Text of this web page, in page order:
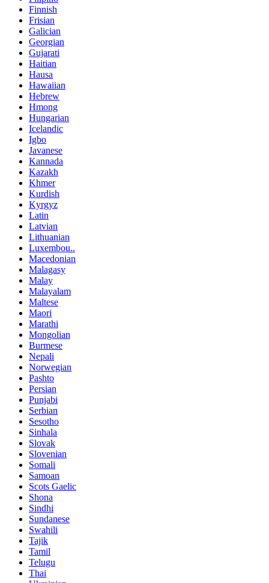
Finnish
Frisian
Galician
Georgian
Gujarati
Haitian
Hausa
Hawaiian
Hebrew
Hmong
Hungarian
Icelandic
Igbo
Javanese
Kannada
Kazakh
Khmer
Kurdish
Kyrgyz
Latin
Latvian
Lithuanian
Luxembou..
Macedonian
Malagasy
Malay
Malayalam
Maltese
Maori
Marathi
Mongolian
Burmese
Nepali
Norwegian
Pashto
Persian
Punjabi
Serbian
Sesotho
Sinhala
Slovak
Slovenian
Somali
Samoan
Scots Gaelic
Shona
Sindhi
Sundanese
Swahili
Tajik
Tamil
Telugu
Thai